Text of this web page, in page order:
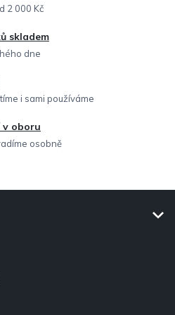
í
p
r
y
v
ý
2 000 Kč
skladem
dne
i sami používáme
v oboru
osobně